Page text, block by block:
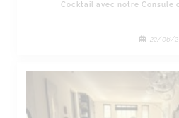
Cocktail avec notre Consule
22/06/